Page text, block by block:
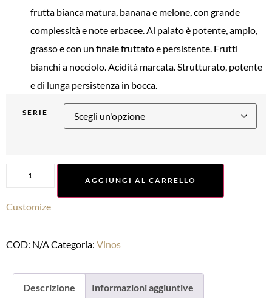
frutta bianca matura, banana e melone, con grande
complessità e note erbacee. Al palato è potente, ampio,
grasso e con un finale fruttato e persistente. Frutti
bianchi a nocciolo. Acidità marcata. Strutturato, potente
e di lunga persistenza in bocca.
SERIE
AGGIUNGI AL CARRELLO
Customize
COD: N/ACategoria: Vinos
Descrizione Informazioni aggiuntive